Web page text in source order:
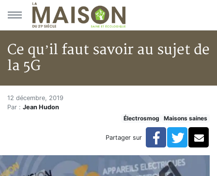
Aller au menu principal
Aller au contenu principal
Ce qu’il faut savoir au sujet de
la 5G
Accueil
Articles
Hypersensibilités environnementales
Ce qu’il faut savoir au sujet de la 5G
Ce qu’il faut savoir au sujet de
12 décembre, 2019
Par : Jean Hudon
Électrosmog
Maisons saines
Partager sur Facebook